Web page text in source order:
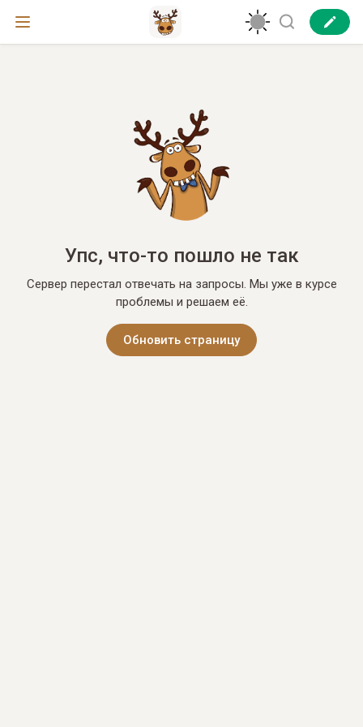
Упс, что-то пошло не так
Сервер перестал отвечать на запросы. Мы уже в курсе
проблемы и решаем её.
Обновить страницу